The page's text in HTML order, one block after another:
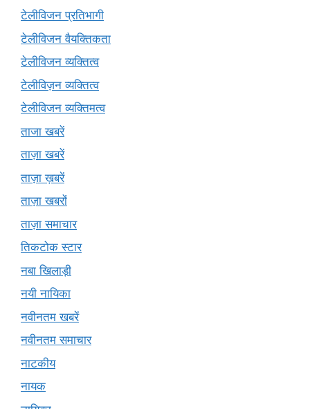
टेलीविजन प्रतिभागी
टेलीविजन वैयक्तिकता
टेलीविजन व्यक्तित्व
टेलीविज़न व्यक्तित्व
टेलीविजन व्यक्तिमत्व
ताजा खबरें
ताज़ा खबरें
ताज़ा ख़बरें
ताज़ा खबरों
ताज़ा समाचार
तिकटोक स्टार
नबा खिलाड़ी
नयी नायिका
नवीनतम खबरें
नवीनतम समाचार
नाटकीय
नायक